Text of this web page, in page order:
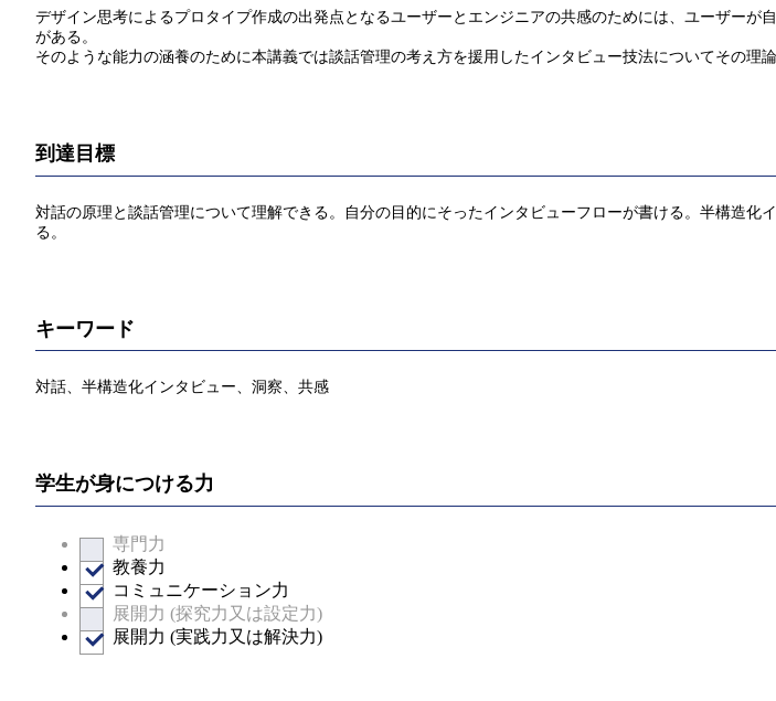
デザイン思考によるプロタイプ作成の出発点となるユーザーとエンジニアの共感のためには、ユーザー
がある。
そのような能力の涵養のために本講義では談話管理の考え方を援用したインタビュー技法についてその理論
到達目標
対話の原理と談話管理について理解できる。自分の目的にそったインタビューフローが書ける。半構造
る。
キーワード
対話、半構造化インタビュー、洞察、共感
学生が身につける力
専門力
教養力
コミュニケーション力
展開力 (探究力又は設定力)
展開力 (実践力又は解決力)